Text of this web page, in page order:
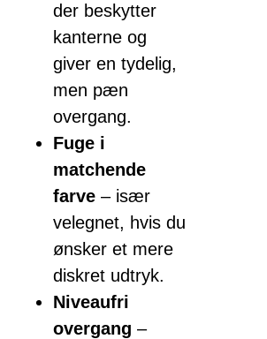
der beskytter
kanterne og
giver en tydelig,
men pæn
overgang.
Fuge i
matchende
farve – især
velegnet, hvis du
ønsker et mere
diskret udtryk.
Niveaufri
overgang –